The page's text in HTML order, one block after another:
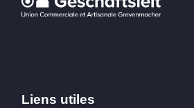
Liens utiles